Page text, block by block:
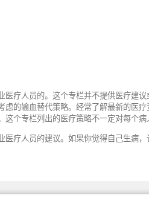
疗人员的。这个专栏并不提供医疗建
的输血替代策略。经常了解最新的医
个专栏列出的医疗策略不一定对每个病
疗人员的建议。如果你觉得自己生病，